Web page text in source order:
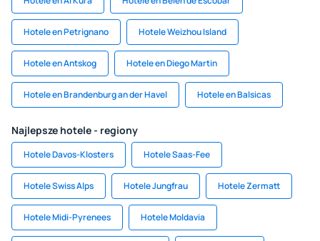
Hotele en Petrignano Hotele Weizhou Island
Hotele en Antskog Hotele en Diego Martin
Hotele en Brandenburg an der Havel Hotele en Balsicas
Najlepsze hotele - regiony
Hotele Davos-Klosters Hotele Saas-Fee
Hotele Swiss Alps Hotele Jungfrau Hotele Zermatt
Hotele Midi-Pyrenees Hotele Moldavia